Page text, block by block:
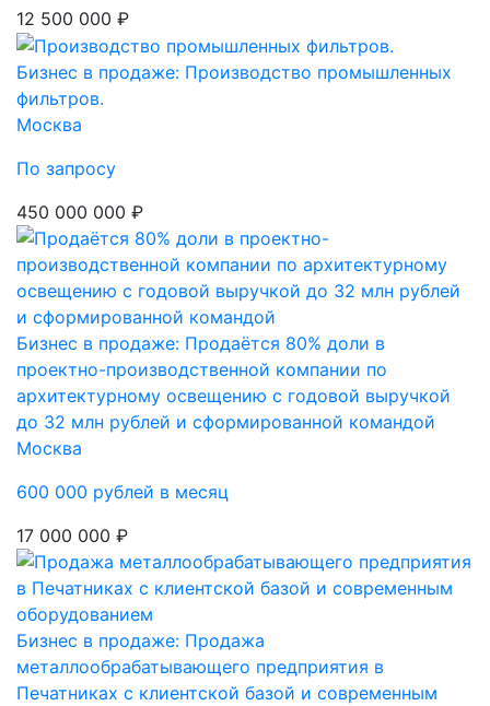
12 500 000 ₽
Бизнес в продаже: Производство промышленных
фильтров.
Москва
По запросу
450 000 000 ₽
Бизнес в продаже: Продаётся 80% доли в
проектно-производственной компании по
архитектурному освещению с годовой выручкой
до 32 млн рублей и сформированной командой
Москва
600 000 рублей в месяц
17 000 000 ₽
Бизнес в продаже: Продажа
металлообрабатывающего предприятия в
Печатниках с клиентской базой и современным